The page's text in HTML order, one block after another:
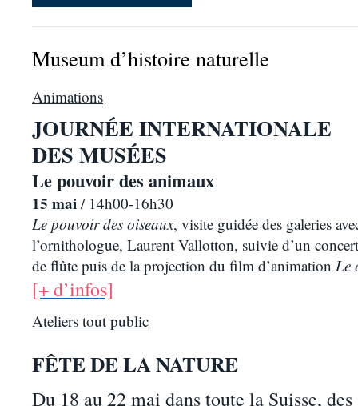
Museum d’histoire naturelle
Animations
JOURNÉE INTERNATIONALE
DES MUSÉES
Le pouvoir des animaux
15 mai / 14h00-16h30
Le pouvoir des oiseaux, visite guidée des galeries
l’ornithologue, Laurent Vallotton, suivie d’un concert
de flûte puis de la projection du film d’animation Le
[+ d’infos]
Ateliers tout public
FÊTE DE LA NATURE
Du 18 au 22 mai dans toute la Suisse,